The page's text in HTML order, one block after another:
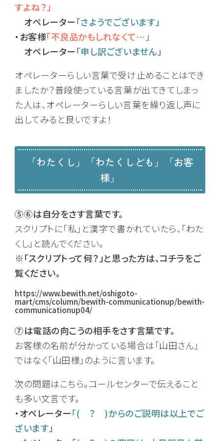
すよね？」
オペレーター「さようでございます」
・お客様「不良品かもしれなくて…」
オペレーター「申し訳ございません」
オペレーターらしい言葉で受け止めることはでき
ましたか？普段使っている言葉が出てきてしまっ
た人は、オペレーターらしい言葉を繰り返し声に
出してみると良いですよ！
「わたくし」「わたくしども」「お客
様」
⑤⑥は自分をさす言葉です。
スクリプトに「私」と漢字で書かれていたら、「わた
くし」と読んでください。
※「スクリプトって何？」と思った方は、コチラをご
覧ください。
https://www.bewith.net/oshigoto-
mart/cms/column/bewith-communicationup/bewith-
communicationup04/
⑦は電話の向こうの相手をさす言葉です。
お客様の名前が分かっている場合は「山田さん」
ではなく「山田様」のように言います。
次の問題はこちら。コールセンターで伝えること
も多い文言です。
・オペレーター「( ？ )からのご説明は以上でご
ざいます」